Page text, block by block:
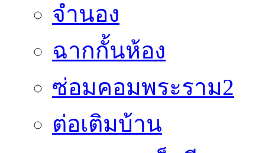
จำนอง
ฉากกั้นห้อง
ซ่อมคอมพระราม2
ต่อเติมบ้าน